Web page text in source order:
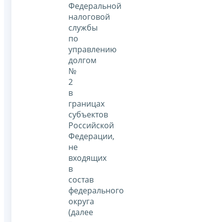
Федеральной
налоговой
службы
по
управлению
долгом
№
2
в
границах
субъектов
Российской
Федерации,
не
входящих
в
состав
федерального
округа
(далее